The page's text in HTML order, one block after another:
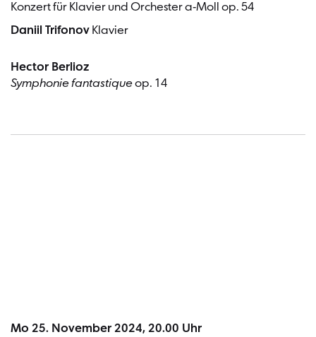
Konzert für Klavier und Orchester a-Moll op. 54
Daniil Trifonov Klavier
Hector Berlioz
Symphonie fantastiqueop. 14
Mo 25. November 2024, 20.00 Uhr